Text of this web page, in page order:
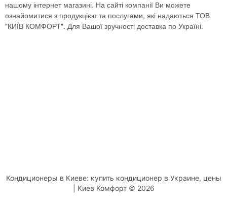
нашому інтернет магазині. На сайті компанії Ви можете
ознайомитися з продукцією та послугами, які надаються ТОВ
"КИЇВ КОМФОРТ". Для Вашої зручності доставка по Україні.
Кондиционеры в Киеве: купить кондиционер в Украине, цены
| Киев Комфорт © 2026